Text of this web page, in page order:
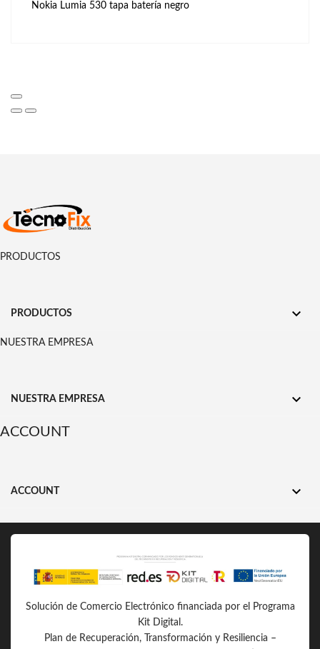
Nokia Lumia 530 tapa batería negro
PRODUCTOS
PRODUCTOS 
NUESTRA EMPRESA
NUESTRA EMPRESA 
ACCOUNT
ACCOUNT 
Solución de Comercio Electrónico financiada por el Programa
Kit Digital.
Plan de Recuperación, Transformación y Resiliencia –